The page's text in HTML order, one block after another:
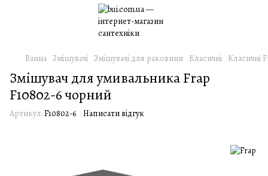
Ванна Змішувачі Змішувачі для раковини Класичні Класичні
Змішувач для умивальника Frap
F10802-6 чорний
Артикул:F10802-6 Написати відгук